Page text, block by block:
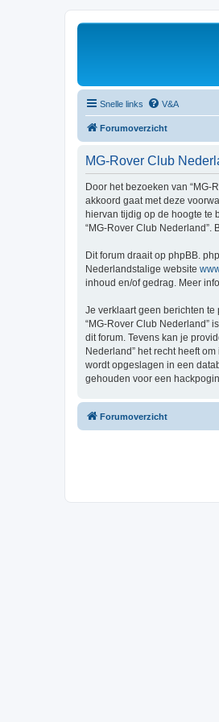
Snelle links V&A
Forumoverzicht
MG-Rover Club
Door het bezoeken van “MG-
akkoord gaat met deze
hiervan tijdig op de hoogte te
“MG-Rover Club Nederland”.
Dit forum draait op phpBB.
Nederlandstalige website
inhoud en/of gedrag. Meer
Je verklaart geen berichten
“MG-Rover Club Nederland”
dit forum. Tevens kan je
Nederland” het recht heeft
wordt opgeslagen in een
gehouden voor een
Forumoverzicht